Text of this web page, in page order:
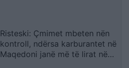
Risteski: Çmimet mbeten nën
kontroll, ndërsa karburantet në
Maqedoni janë më të lirat në